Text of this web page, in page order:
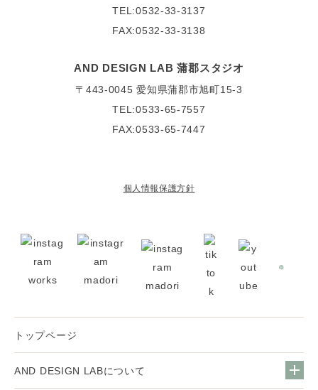
TEL:0532-33-3137
FAX:0532-33-3138
AND DESIGN LAB 蒲郡スタジオ
〒443-0045 愛知県蒲郡市旭町15-3
TEL:0533-65-7557
FAX:0533-65-7447
個人情報保護方針
トップページ
AND DESIGN LABについて